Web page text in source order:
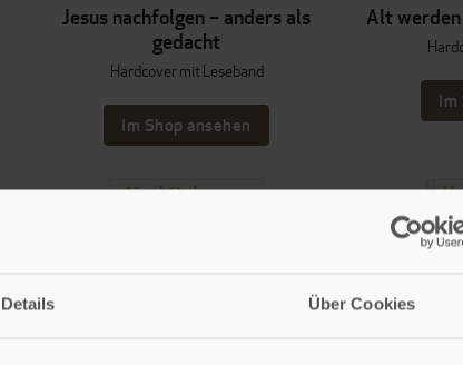
Details Über Cookies
Jesus nachfolgen – anders als
gedacht
Hardcover mit Leseband
Im Shop ansehen
Alt
Im